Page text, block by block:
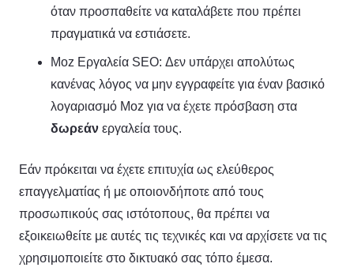
όταν προσπαθείτε να καταλάβετε που πρέπει
πραγματικά να εστιάσετε.
Moz Εργαλεία SEO: Δεν υπάρχει απολύτως
κανένας λόγος να μην εγγραφείτε για έναν βασικό
λογαριασμό Moz για να έχετε πρόσβαση στα
δωρεάν εργαλεία τους.
Εάν πρόκειται να έχετε επιτυχία ως ελεύθερος
επαγγελματίας ή με οποιονδήποτε από τους
προσωπικούς σας ιστότοπους, θα πρέπει να
εξοικειωθείτε με αυτές τις τεχνικές και να αρχίσετε να τις
χρησιμοποιείτε στο δικτυακό σας τόπο έμεσα.